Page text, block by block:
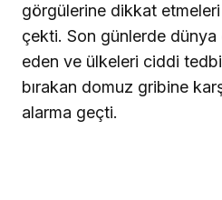
görgülerine dikkat
çekti. Son günlerde
eden ve ülkeleri ciddi
bırakan domuz gribine
alarma geçti.